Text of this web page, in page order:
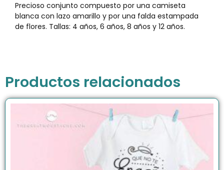
Precioso conjunto compuesto por una camiseta
blanca con lazo amarillo y por una falda estampada
de flores. Tallas: 4 años, 6 años, 8 años y 12 años.
Productos relacionados